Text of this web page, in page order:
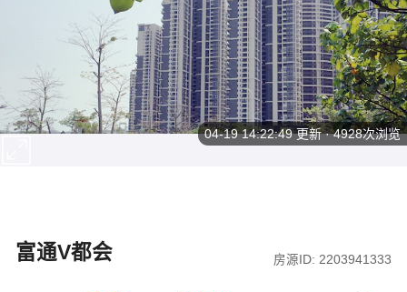
富通V都会 房源ID: 2203941333
04-19 14:22:49更新 · 4928次浏览